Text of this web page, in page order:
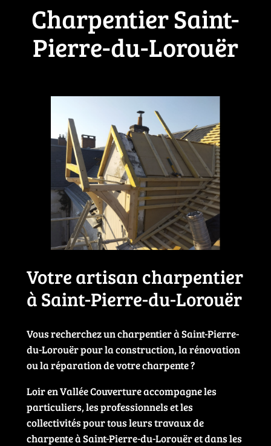
Charpentier Saint-
Pierre-du-Lorouër
Votre artisan charpentier
à Saint-Pierre-du-Lorouër
Vous recherchez un charpentier à Saint-Pierre-
du-Lorouër pour la construction, la rénovation
ou la réparation de votre charpente ?
Loir en Vallée Couverture accompagne les
particuliers, les professionnels et les
collectivités pour tous leurs travaux de
charpente à Saint-Pierre-du-Lorouër et dans les